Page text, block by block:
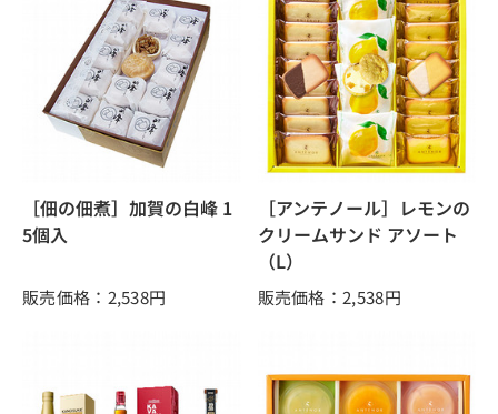
［佃の佃煮］加賀の白峰 1
5個入
販売価格：2,538円
［アンテノール］レモンの
クリームサンド アソート
（L）
販売価格：2,538円